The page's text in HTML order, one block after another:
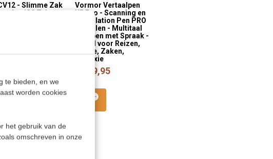
te bieden, en we
worden cookies
het gebruik van de
omschreven in onze
- Slimme Zak
139 Talen -
Vormor Vertaalpen
X5 Pro - Scanning en
Translation Pen PRO
112 talen - Multitaal
Leespen met Spraak -
Ideaal voor Reizen,
Studie, Zaken,
Dyslexie
€ 109,95